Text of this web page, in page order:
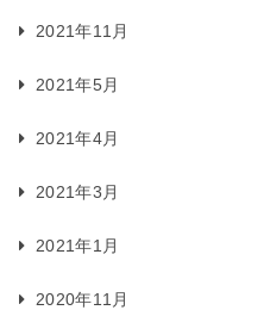
2021年11月
2021年5月
2021年4月
2021年3月
2021年1月
2020年11月